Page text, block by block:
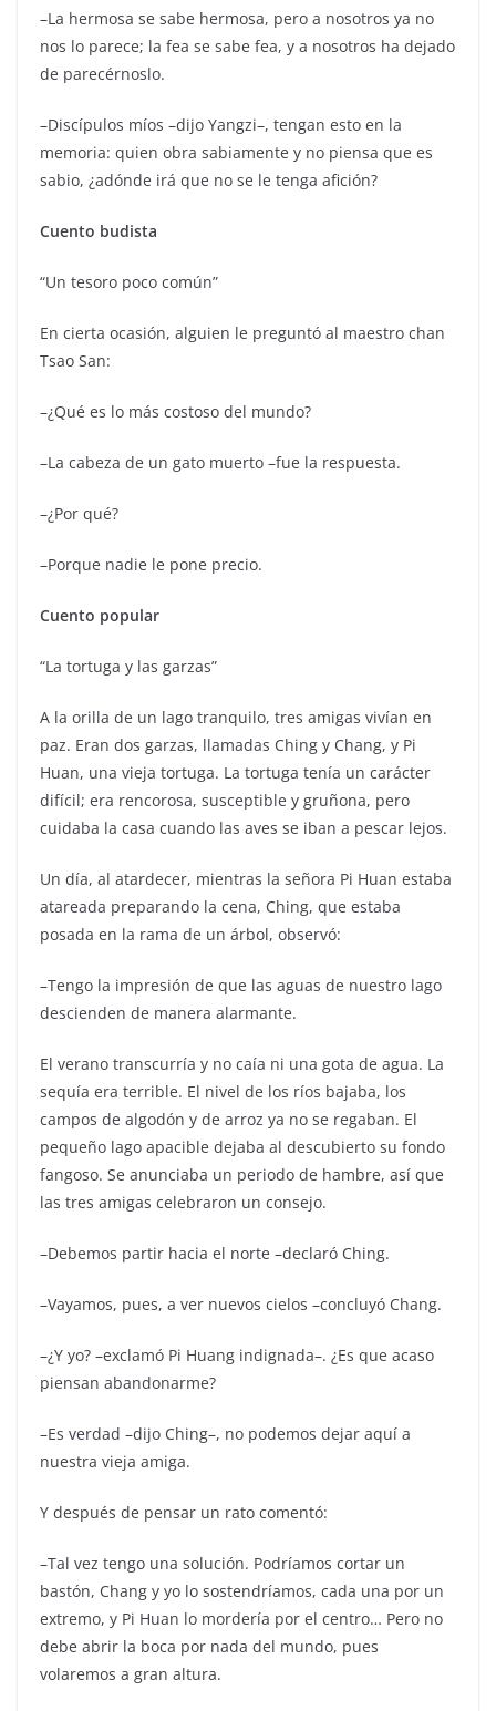
–La hermosa se sabe hermosa, pero a nosotros ya no
nos lo parece; la fea se sabe fea, y a nosotros ha dejado
de parecérnoslo.
–Discípulos míos –dijo Yangzi–, tengan esto en la
memoria: quien obra sabiamente y no piensa que es
sabio, ¿adónde irá que no se le tenga afición?
Cuento budista
“Un tesoro poco común”
En cierta ocasión, alguien le preguntó al maestro chan
Tsao San:
–¿Qué es lo más costoso del mundo?
–La cabeza de un gato muerto –fue la respuesta.
–¿Por qué?
–Porque nadie le pone precio.
Cuento popular
“La tortuga y las garzas”
A la orilla de un lago tranquilo, tres amigas vivían en
paz. Eran dos garzas, llamadas Ching y Chang, y Pi
Huan, una vieja tortuga. La tortuga tenía un carácter
difícil; era rencorosa, susceptible y gruñona, pero
cuidaba la casa cuando las aves se iban a pescar lejos.
Un día, al atardecer, mientras la señora Pi Huan estaba
atareada preparando la cena, Ching, que estaba
posada en la rama de un árbol, observó:
–Tengo la impresión de que las aguas de nuestro lago
descienden de manera alarmante.
El verano transcurría y no caía ni una gota de agua. La
sequía era terrible. El nivel de los ríos bajaba, los
campos de algodón y de arroz ya no se regaban. El
pequeño lago apacible dejaba al descubierto su fondo
fangoso. Se anunciaba un periodo de hambre, así que
las tres amigas celebraron un consejo.
–Debemos partir hacia el norte –declaró Ching.
–Vayamos, pues, a ver nuevos cielos –concluyó Chang.
–¿Y yo? –exclamó Pi Huang indignada–. ¿Es que acaso
piensan abandonarme?
–Es verdad –dijo Ching–, no podemos dejar aquí a
nuestra vieja amiga.
Y después de pensar un rato comentó:
–Tal vez tengo una solución. Podríamos cortar un
bastón, Chang y yo lo sostendríamos, cada una por un
extremo, y Pi Huan lo mordería por el centro… Pero no
debe abrir la boca por nada del mundo, pues
volaremos a gran altura.